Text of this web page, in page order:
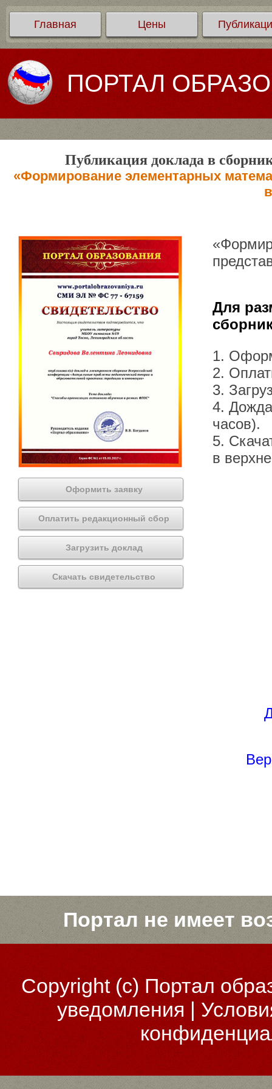
Главная Цены
ПОРТАЛ
Публикация доклада в
«Формирование элементарных
Оформить заявку
Оплатить редакционный сбор
Загрузить доклад
Скачать свидетельство
Для
1.
2.
3.
4.
часов).
5.
в
Портал не имеет
Copyright (c)Портал
уведомления |